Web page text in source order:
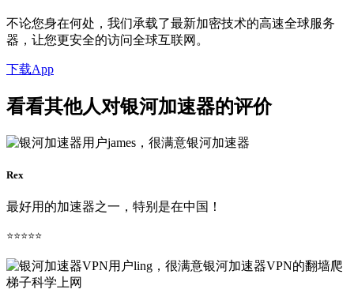
不论您身在何处，我们承载了最新加密技术的高速全球服务
器，让您更安全的访问全球互联网。
下载App
看看其他人对银河加速器的评价
Rex
最好用的加速器之一，特别是在中国！
⭐⭐⭐⭐⭐